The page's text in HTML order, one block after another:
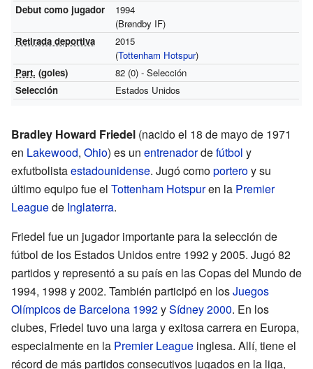
Debut como jugador
1994
(Brøndby IF)
Retirada deportiva
2015
(Tottenham Hotspur)
Part. (goles)
82 (0) - Selección
Selección
Estados Unidos
Bradley Howard Friedel (nacido el 18 de mayo de 1971
en Lakewood, Ohio) es un entrenadordefútbol y
exfutbolistaestadounidense. Jugó comoporteroy su
último equipo fue el Tottenham Hotspuren la Premier
Leaguede Inglaterra.
Friedel fue un jugador importante para la selección de
fútbol de los Estados Unidos entre 1992 y 2005. Jugó 82
partidos y representó a su país en las Copas del Mundo de
1994, 1998 y 2002. También participó en losJuegos
Olímpicos de Barcelona 1992ySídney 2000. En los
clubes, Friedel tuvo una larga y exitosa carrera en Europa,
especialmente en la Premier League inglesa. Allí, tiene el
récord de más partidos consecutivos jugados en la liga,